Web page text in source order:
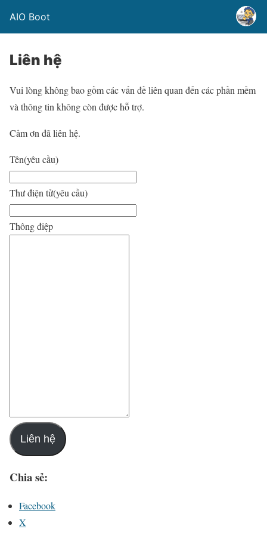
AIO Boot
Liên hệ
Vui lòng không bao gồm các vấn đề liên quan đến các phần mềm
và thông tin không còn được hỗ trợ.
Cảm ơn đã liên hệ.
Tên(yêu cầu)
Thư điện tử(yêu cầu)
Thông điệp
Liên hệ
Chia sẻ:
Facebook
X